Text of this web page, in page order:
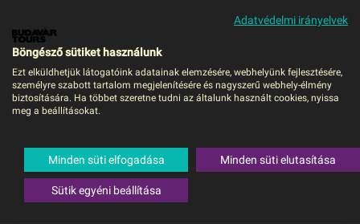
MENÜ
Templomok,
strandok és a
csirkék
Adatvédelmi irányelvek
Böngésző sütiket használunk
Ezt elküldhetjük látogatóink adatainak elemzésére, webhelyünk fejlesztésére,
személyre szabott tartalom megjelenítésére és nagyszerű webhely-élmény
biztosítására. Ha többet szeretne tudni az általunk használt cookies, nyissa
meg a beállításokat.
Minden süti elfogadása Minden süti elutasítása
Sütik egyéni beállítása